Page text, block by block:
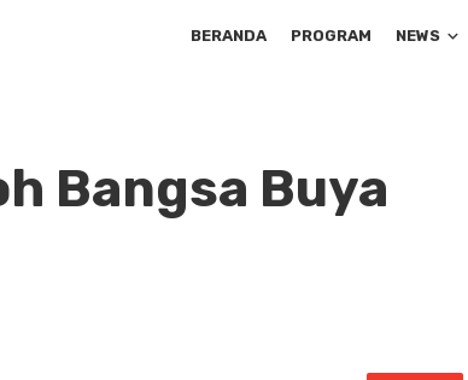
BERANDA PROGRAM NEWS
Bangsa Buya